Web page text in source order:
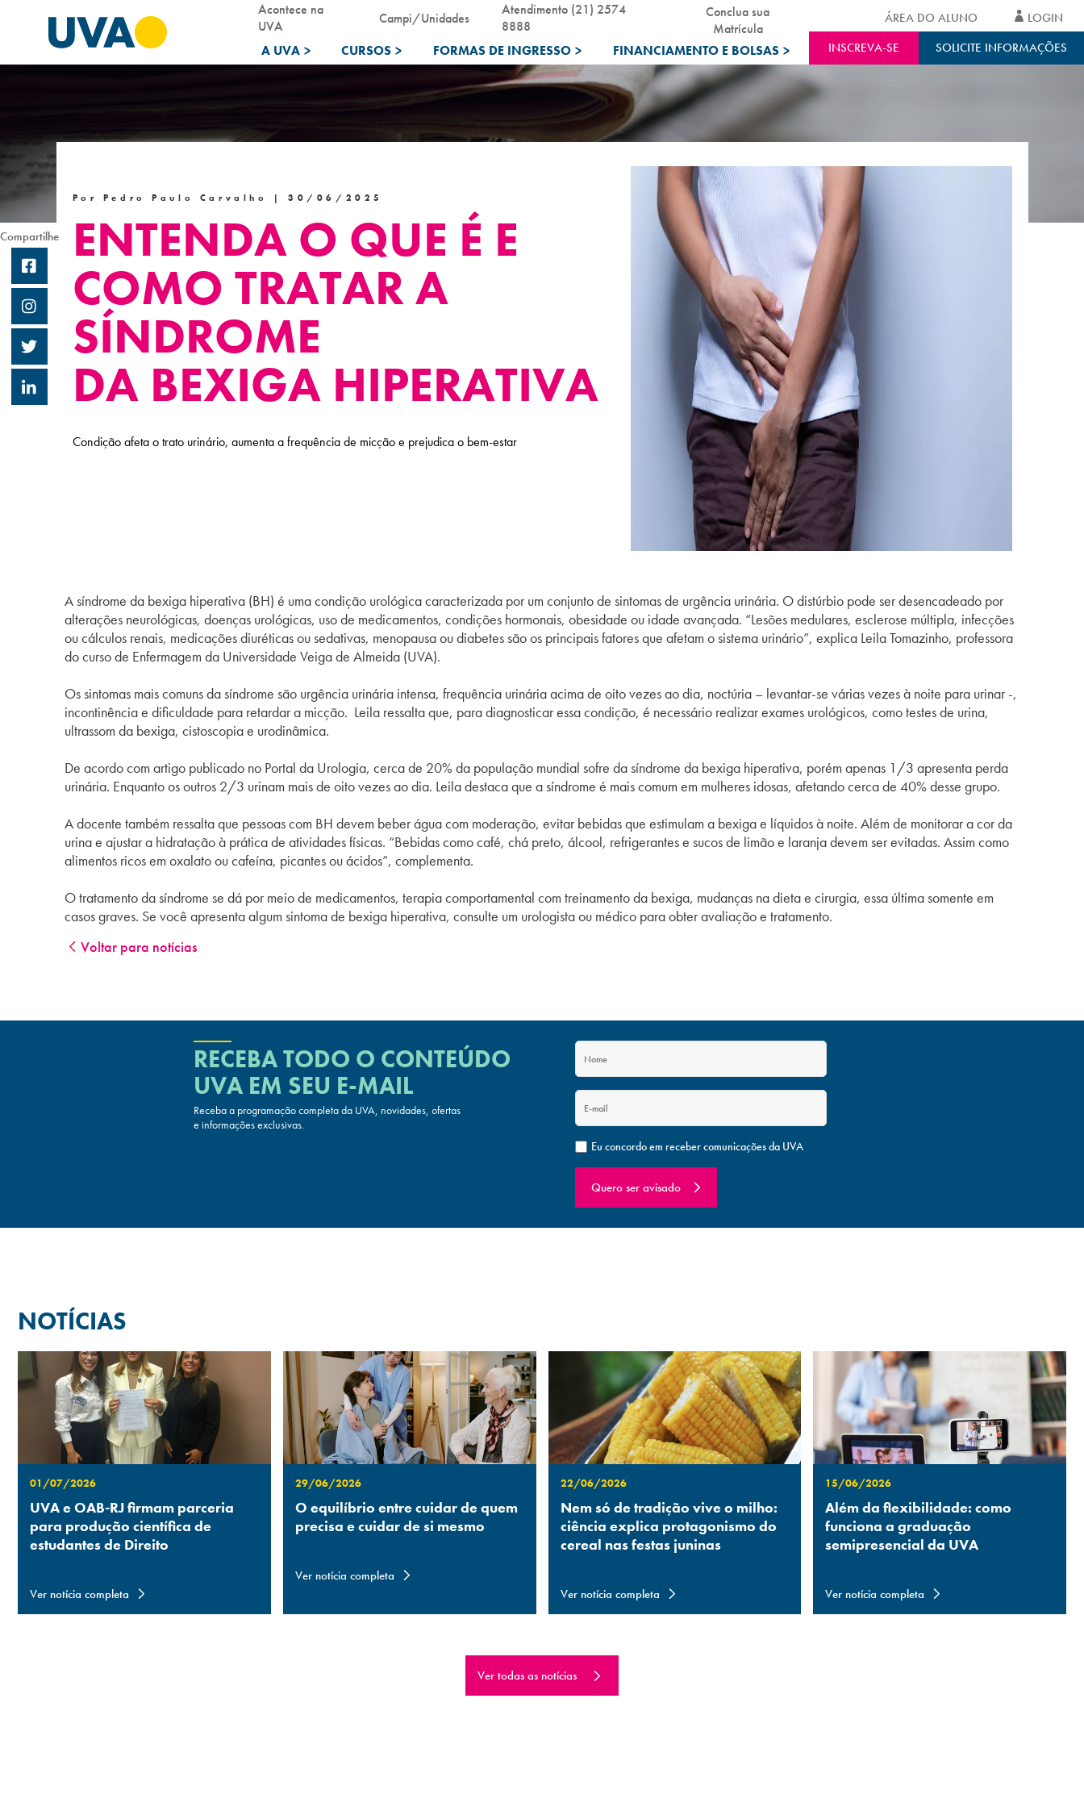
A UVA > CURSOS > FORMAS DE INGRESSO > FINANCIAMENTO E BOLSAS >
Acontece na
UVA
Campi/Unidades
Atendimento (21) 2574
8888
Conclua sua
Matrícula
INSCREVA-SE SOLICITE INFORMAÇÕES
ÁREA DO ALUNO LOGIN
Por Pedro Paulo Carvalho |30/06/2025
ENTENDA O QUE É E
COMO TRATAR A
SÍNDROME
DA BEXIGA HIPERATIVA
Compartilhe
Condição afeta o trato urinário, aumenta a frequência de micção e prejudica o bem-estar
A síndrome da bexiga hiperativa (BH) é uma condição urológica caracterizada por um conjunto de sintomas de urgência urinária. O distúrbio pode ser desencadeado por
alterações neurológicas, doenças urológicas, uso de medicamentos, condições hormonais, obesidade ou idade avançada. “Lesões medulares, esclerose múltipla, infecções
ou cálculos renais, medicações diuréticas ou sedativas, menopausa ou diabetes são os principais fatores que afetam o sistema urinário”, explica Leila Tomazinho, professora
do curso de Enfermagem da Universidade Veiga de Almeida (UVA).
Os sintomas mais comuns da síndrome são urgência urinária intensa, frequência urinária acima de oito vezes ao dia, noctúria – levantar-se várias vezes à noite para urinar -,
incontinência e dificuldade para retardar a micção. Leila ressalta que, para diagnosticar essa condição, é necessário realizar exames urológicos, como testes de urina,
ultrassom da bexiga, cistoscopia e urodinâmica.
De acordo com artigo publicado no Portal da Urologia, cerca de 20% da população mundial sofre da síndrome da bexiga hiperativa, porém apenas 1/3 apresenta perda
urinária. Enquanto os outros 2/3 urinam mais de oito vezes ao dia. Leila destaca que a síndrome é mais comum em mulheres idosas, afetando cerca de 40% desse grupo.
A docente também ressalta que pessoas com BH devem beber água com moderação, evitar bebidas que estimulam a bexigae líquidos à noite. Além de monitorar a cor da
urina e ajustar a hidratação à prática de atividades físicas. “Bebidas como café, chá preto, álcool, refrigerantes e sucos de limão e laranja devem ser evitadas. Assim como
alimentos ricos em oxalato ou cafeína, picantes ou ácidos”, complementa.
O tratamento da síndrome se dá por meio de medicamentos, terapia comportamental com treinamento da bexiga, mudanças na dieta e cirurgia, essa última somente em
casos graves. Se você apresenta algum sintoma de bexiga hiperativa, consulte um urologista ou médico para obter avaliação e tratamento.
Voltar para notícias
RECEBA TODO O CONTEÚDO
UVAEM SEU E-MAIL
Receba a programação completa da UVA, novidades, ofertas
e informações exclusivas.
Eu concordo em receber comunicações da UVA
Quero ser avisado
NOTÍCIAS
01/07/2026
UVA e OAB-RJ firmam parceria
para produção científica de
estudantes de Direito
Ver notícia completa
29/06/2026
O equilíbrio entre cuidar de quem
precisa e cuidar de si mesmo
Ver notícia completa
22/06/2026
Nem só de tradição vive o milho:
ciência explica protagonismo do
cereal nas festas juninas
Ver notícia completa
15/06/2026
Além da flexibilidade: como
funciona a graduação
semipresencial da UVA
Ver notícia completa
Ver todas as notícias